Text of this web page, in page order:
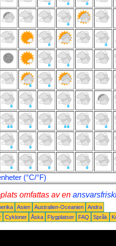
(°C/°F)
omfattas av en
Asien Australien-Oceanien
Andra
Cykloner Åska Flygplatser FAQ Språk